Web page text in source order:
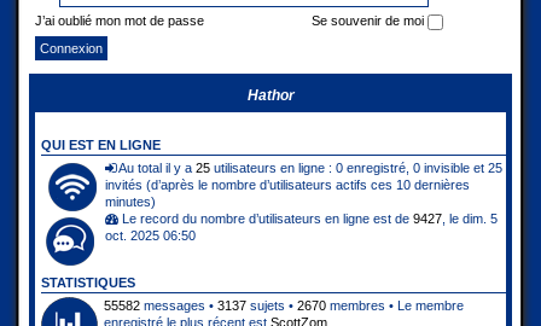
J’ai oublié mon mot de passe Se souvenir de moi
Hathor
QUI EST EN LIGNE
Au total il y a 25 utilisateurs en ligne : 0 enregistré, 0 invisible et 25
invités (d’après le nombre d’utilisateurs actifs ces 10 dernières
minutes)
Le record du nombre d’utilisateurs en ligne est de 9427 , le dim. 5
oct. 2025 06:50
STATISTIQUES
55582 messages • 3137 sujets • 2670 membres • Le membre
enregistré le plus récent est ScottZom